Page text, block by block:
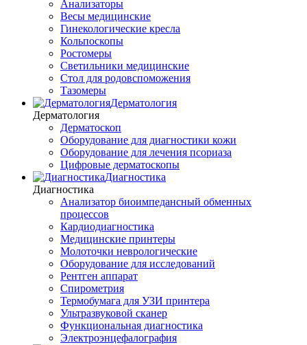
Анализаторы
Весы медицинские
Гинекологические кресла
Кольпоскопы
Ростомеры
Светильники медицинские
Стол для родовспоможения
Тазомеры
Дерматология
Дерматология
Дерматоскоп
Оборудование для диагностики кожи
Оборудование для лечения псориаза
Цифровые дерматоскопы
Диагностика
Диагностика
Анализатор биоимпедансный обменных
процессов
Кардиодиагностика
Медицинские принтеры
Молоточки неврологические
Оборудование для исследований
Рентген аппарат
Спирометрия
Термобумага для УЗИ принтера
Ультразвуковой сканер
Функциональная диагностика
Электроэнцефалография